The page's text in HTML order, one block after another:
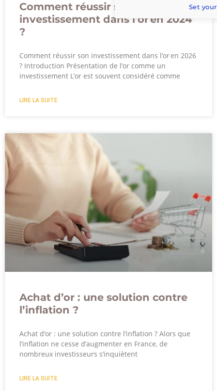
Comment réussir son
investissement dans l’or en 2024
?
Comment réussir son investissement dans l’or en 2026
? Introduction Présentation de l’or comme un
investissement L’or est souvent considéré comme
LIRE LA SUITE
Achat d’or : une solution contre
l’inflation ?
Achat d’or : une solution contre l’inflation ? Alors que
l’inflation ne cesse d’augmenter en France, de
nombreux investisseurs s’inquiètent
LIRE LA SUITE
Set